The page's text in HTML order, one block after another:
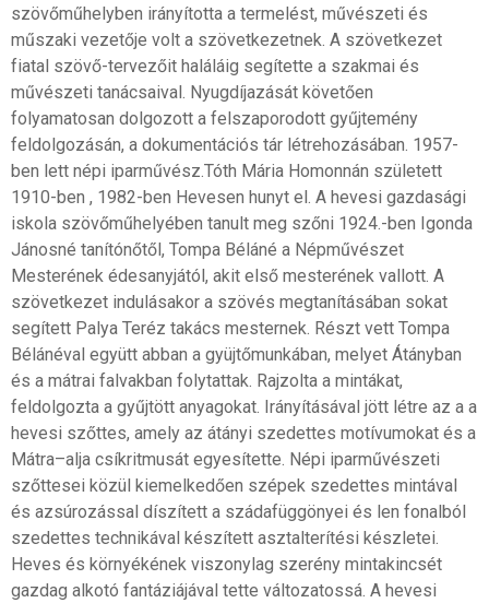
szövőműhelyben irányította a termelést, művészeti és
műszaki vezetője volt a szövetkezetnek. A szövetkezet
fiatal szövő-tervezőit haláláig segítette a szakmai és
művészeti tanácsaival. Nyugdíjazását követően
folyamatosan dolgozott a felszaporodott gyűjtemény
feldolgozásán, a dokumentációs tár létrehozásában. 1957-
ben lett népi iparművész.Tóth Mária Homonnán született
1910-ben , 1982-ben Hevesen hunyt el. A hevesi gazdasági
iskola szövőműhelyében tanult meg szőni 1924.-ben Igonda
Jánosné tanítónőtől, Tompa Béláné a Népművészet
Mesterének édesanyjától, akit első mesterének vallott. A
szövetkezet indulásakor a szövés megtanításában sokat
segített Palya Teréz takács mesternek. Részt vett Tompa
Bélánéval együtt abban a gyüjtőmunkában, melyet Átányban
és a mátrai falvakban folytattak. Rajzolta a mintákat,
feldolgozta a gyűjtött anyagokat. Irányításával jött létre az a a
hevesi szőttes, amely az átányi szedettes motívumokat és a
Mátra–alja csíkritmusát egyesítette. Népi iparművészeti
szőttesei közül kiemelkedően szépek szedettes mintával
és azsúrozással díszített a szádafüggönyei és len fonalból
szedettes technikával készített asztalterítési készletei.
Heves és környékének viszonylag szerény mintakincsét
gazdag alkotó fantáziájával tette változatossá. A hevesi